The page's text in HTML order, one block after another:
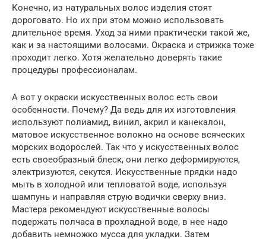
Конечно, из натуральных волос изделия стоят
дороговато. Но их при этом можно использовать
длительное время. Уход за ними практически такой же,
как и за настоящими волосами. Окраска и стрижка тоже
проходит легко. Хотя желательно доверять такие
процедуры профессионалам.
А вот у окраски искусственных волос есть свои
особенности. Почему? Да ведь для их изготовления
используют полиамид, винил, акрил и канекалон,
матовое искусственное волокно на основе всяческих
морских водорослей. Так что у искусственных волос
есть своеобразный блеск, они легко деформируются,
электризуются, секутся. Искусственные прядки надо
мыть в холодной или тепловатой воде, используя
шампунь и направляя струю водички сверху вниз.
Мастера рекомендуют искусственные волосы
подержать полчаса в прохладной воде, в нее надо
добавить немножко мусса для укладки. Затем